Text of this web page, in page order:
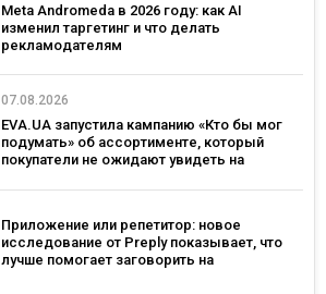
Meta Andromeda в 2026 году: как AI
изменил таргетинг и что делать
рекламодателям
07.08.2026
EVA.UA запустила кампанию «Кто бы мог
подумать» об ассортименте, который
покупатели не ожидают увидеть на
Приложение или репетитор: новое
исследование от Preply показывает, что
лучше помогает заговорить на